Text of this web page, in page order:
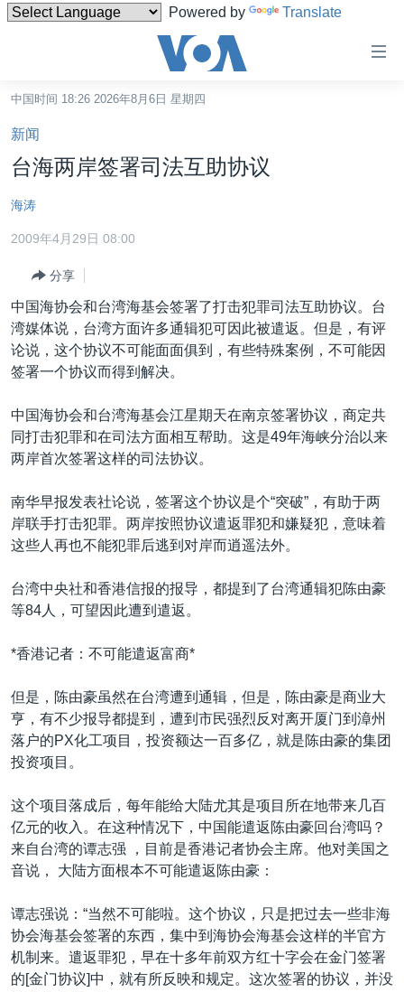
Powered by Translate
碍
链
接
转
内
转
到
导
航
转
检
台湾
港澳
国际
最新国际新闻
印太
中东
欧洲
非洲
全球议题
分类新闻
经济·金融·贸易
人权·法律·宗教
科教·文娱·体健
军事
环境
美中关系
热点专题
白宫要闻
国会报道
美国建国250周年
埃博拉疫情
重要讲话与声明
关注西藏
关注新疆
GEN Z 看美国
VOA视频
VOA今日焦点
关注我们
其他语言网站
中国时间 18:26 2026年8月6日 星期四
新闻
台海两岸签署司法互助协议
海涛
2009年4月29日 08:00
分享
中国海协会和台湾海基会签署了打击犯罪司法互助协议。台
湾媒体说，台湾方面许多通辑犯可因此被遣返。但是，有评
论说，这个协议不可能面面俱到，有些特殊案例，不可能因
签署一个协议而得到解决。
中国海协会和台湾海基会江星期天在南京签署协议，商定共
同打击犯罪和在司法方面相互帮助。这是49年海峡分治以来
两岸首次签署这样的司法协议。
南华早报发表社论说，签署这个协议是个“突破”，有助于两
岸联手打击犯罪。两岸按照协议遣返罪犯和嫌疑犯，意味着
这些人再也不能犯罪后逃到对岸而逍遥法外。
台湾中央社和香港信报的报导，都提到了台湾通辑犯陈由豪
等84人，可望因此遭到遣返。
*香港记者：不可能遣返富商*
但是，陈由豪虽然在台湾遭到通辑，但是，陈由豪是商业大
亨，有不少报导都提到，遭到市民强烈反对离开厦门到漳州
落户的PX化工项目，投资额达一百多亿，就是陈由豪的集团
投资项目。
这个项目落成后，每年能给大陆尤其是项目所在地带来几百
亿元的收入。在这种情况下，中国能遣返陈由豪回台湾吗？
来自台湾的谭志强 ，目前是香港记者协会主席。他对美国之
音说， 大陆方面根本不可能遣返陈由豪：
谭志强说：“当然不可能啦。这个协议，只是把过去一些非海
协会海基会签署的东西，集中到海协会海基会这样的半官方
机制来。遣返罪犯，早在十多年前双方红十字会在金门签署
的[金门协议]中，就有所反映和规定。这次签署的协议，并没